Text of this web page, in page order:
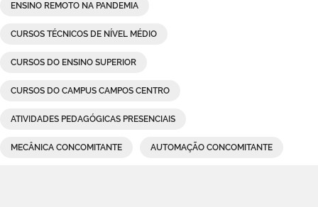
ENSINO REMOTO NA PANDEMIA
CURSOS TÉCNICOS DE NÍVEL MÉDIO
CURSOS DO ENSINO SUPERIOR
CURSOS DO CAMPUS CAMPOS CENTRO
ATIVIDADES PEDAGÓGICAS PRESENCIAIS
MECÂNICA CONCOMITANTE AUTOMAÇÃO CONCOMITANTE